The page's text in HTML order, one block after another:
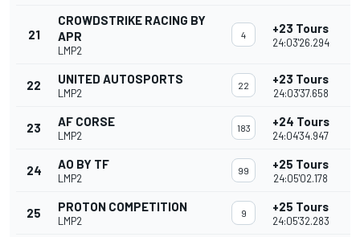
21
CROWDSTRIKE RACING BY
APR
LMP2
4 +23 Tours
24:03'26.294
22 UNITED AUTOSPORTS
LMP2
22 +23 Tours
24:03'37.658
23 AF CORSE
LMP2
183 +24 Tours
24:04'34.947
24 AO BY TF
LMP2
99 +25 Tours
24:05'02.178
25 PROTON COMPETITION
LMP2
9 +25 Tours
24:05'32.283